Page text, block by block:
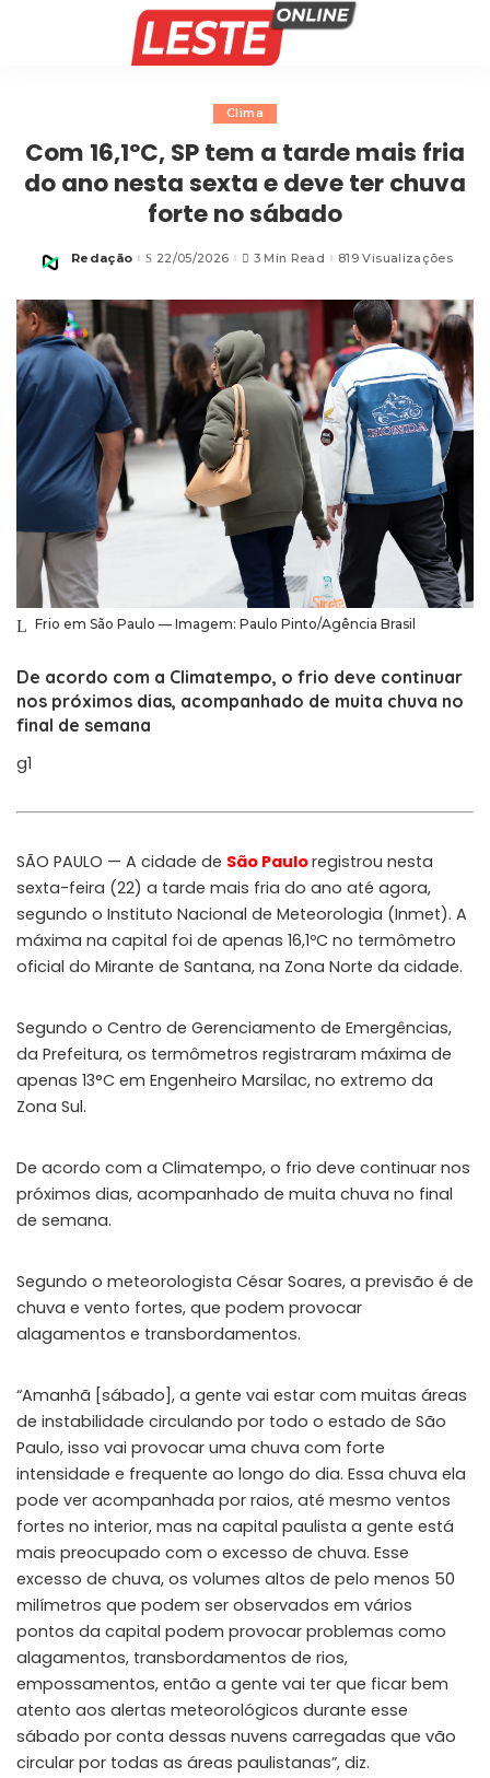
Clima
Com 16,1ºC, SP tem a tarde mais fria
do ano nesta sexta e deve ter chuva
forte no sábado
Posted
Redação 22/05/2026 3 Min Read 819 Visualizações
Frio em São Paulo — Imagem: Paulo Pinto/Agência Brasil
De acordo com a Climatempo, o frio deve continuar
nos próximos dias, acompanhado de muita chuva no
final de semana
g1
SÃO PAULO — A cidade de São Pauloregistrou nesta
sexta-feira (22) a tarde mais fria do ano até agora,
segundo o Instituto Nacional de Meteorologia (Inmet). A
máxima na capital foi de apenas 16,1ºC no termômetro
oficial do Mirante de Santana, na Zona Norte da cidade.
Segundo o Centro de Gerenciamento de Emergências,
da Prefeitura, os termômetros registraram máxima de
apenas 13°C em Engenheiro Marsilac, no extremo da
Zona Sul.
De acordo com a Climatempo, o frio deve continuar nos
próximos dias, acompanhado de muita chuva no final
de semana.
Segundo o meteorologista César Soares, a previsão é de
chuva e vento fortes, que podem provocar
alagamentos e transbordamentos.
“Amanhã [sábado], a gente vai estar com muitas áreas
de instabilidade circulando por todo o estado de São
Paulo, isso vai provocar uma chuva com forte
intensidade e frequente ao longo do dia. Essa chuva ela
pode ver acompanhada por raios, até mesmo ventos
fortes no interior, mas na capital paulista a gente está
mais preocupado com o excesso de chuva. Esse
excesso de chuva, os volumes altos de pelo menos 50
milímetros que podem ser observados em vários
pontos da capital podem provocar problemas como
alagamentos, transbordamentos de rios,
empossamentos, então a gente vai ter que ficar bem
atento aos alertas meteorológicos durante esse
sábado por conta dessas nuvens carregadas que vão
circular por todas as áreas paulistanas”, diz.